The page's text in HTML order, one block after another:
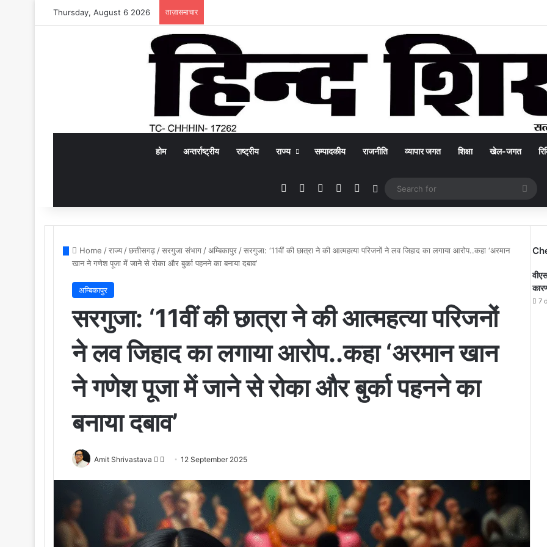
Thursday, August 6 2026 ताज़ासमाचार
होम अन्तर्राष्ट्रीय राष्ट्रीय राज्य सम्पादकीय राजनीति व्यापार जगत शिक्षा खेल-जगत
Facebook YouTubeInstagramWhatsApp
Switch skin
for
Home /राज्य/छत्तीसगढ़/सरगुजा संभाग/अम्बिकापुर/सरगुजा: ‘11वीं की छात्रा ने की आत्महत्या परिजनों ने लव जिहाद का लगाया आरोप..कहा ‘अरमान
खान ने गणेश पूजा में जाने से रोका और बुर्का पहनने का बनाया दबाव’
अम्बिकापुर
सरगुजा: ‘11वीं की छात्रा ने की आत्महत्या परिजनों
ने लव जिहाद का लगाया आरोप..कहा ‘अरमान खान
ने गणेश पूजा में जाने से रोका और बुर्का पहनने का
बनाया दबाव’
Amit Shrivastava
F
l
o
w
n
d
a
n
12 September 2025
7